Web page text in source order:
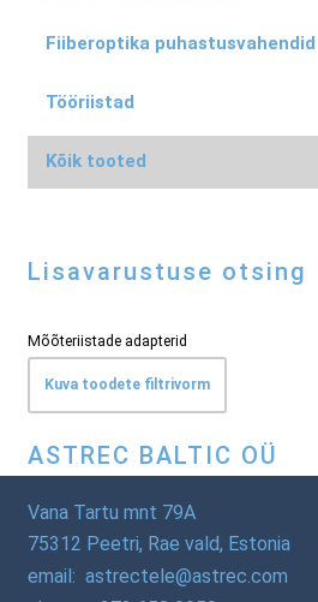
Fiiberoptika puhastusvahendid
Tööriistad
Kõik tooted
Lisavarustuse otsing
Mõõteriistade adapterid
Kuva toodete filtrivorm
ASTREC BALTIC OÜ
Vana Tartu mnt 79A
75312 Peetri, Rae vald, Estonia
email: astrectele@astrec.com